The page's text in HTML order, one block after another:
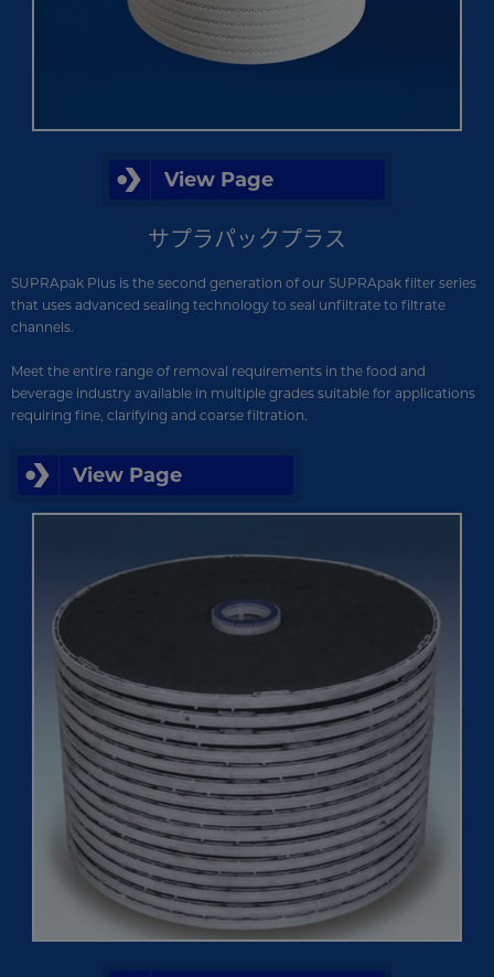
View Page
サプラパックプラス
SUPRApak Plus is the second generation of our SUPRApak filter series
that uses advanced sealing technology to seal unfiltrate to filtrate
channels.
Meet the entire range of removal requirements in the food and
beverage industry available in multiple grades suitable for applications
requiring fine, clarifying and coarse filtration.
View Page